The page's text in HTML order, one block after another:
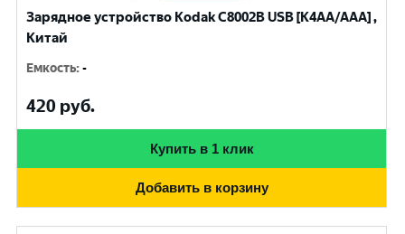
Зарядное устройство Kodak С8002B USB [K4AA/AAA] ,
Китай
Емкость:-
420 руб.
Купить в 1 клик
Добавить в корзину